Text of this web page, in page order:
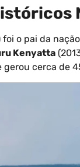
foi o pai da
Kenyatta
cerca de